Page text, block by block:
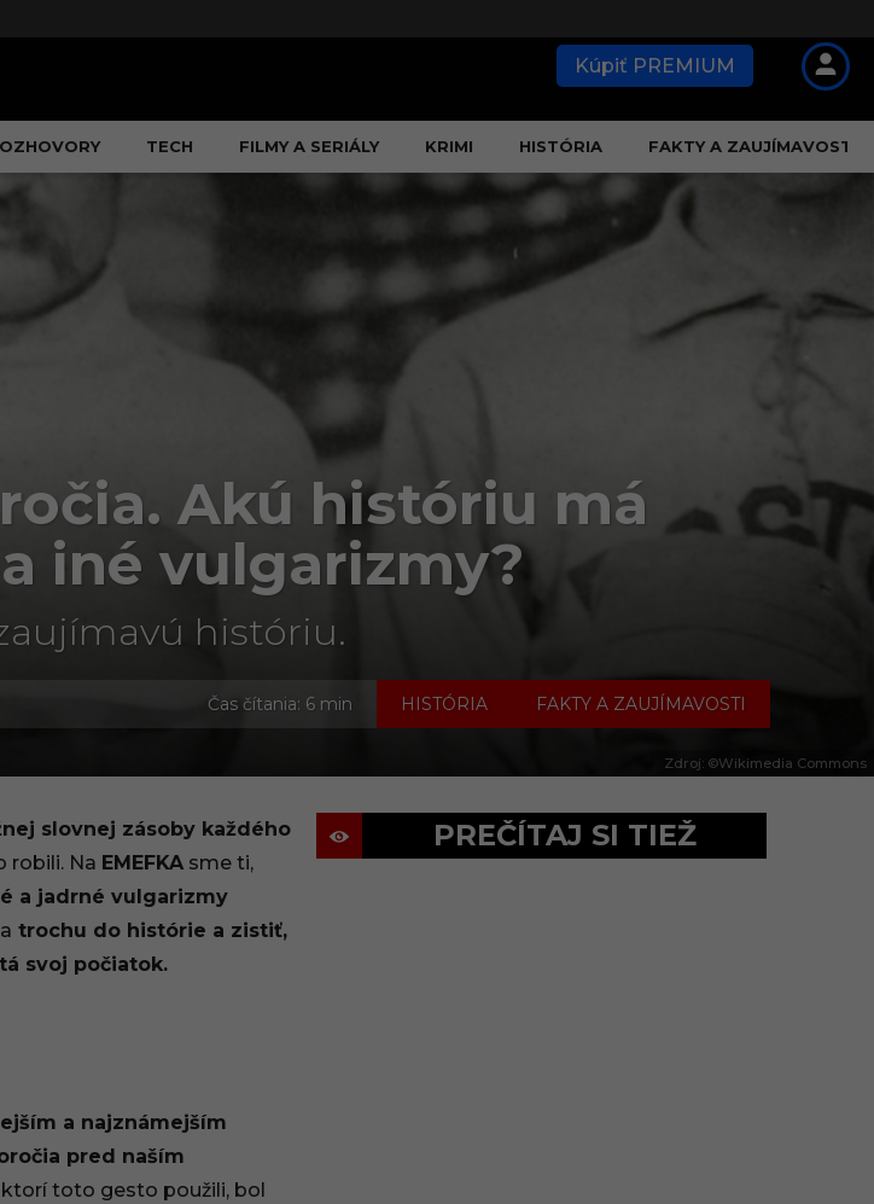
Kúpiť PREMIUM
TECH FILMY A SERIÁLY KRIMI HISTÓRIA FAKTY A ZAUJÍMAVOSTI
Zdroj: ©Wikimedia Commons
Akú históriu má
iné vulgarizmy?
históriu.
Čas čítania: 6 min HISTÓRIA FAKTY A ZAUJÍMAVOSTI
slovnej zásoby každého
robili. Na EMEFKA sme ti,
a jadrné vulgarizmy
trochu do histórie a zistiť,
svoj počiatok.
a najznámejším
pred naším
ktorí toto gesto použili, bol
PREČÍTAJ SI TIEŽ